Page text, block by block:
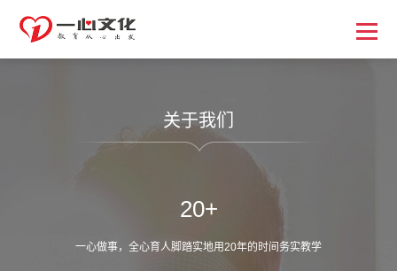
关于我们
0+
一心做事，全心育人脚踏实地用20年的时间务实教学